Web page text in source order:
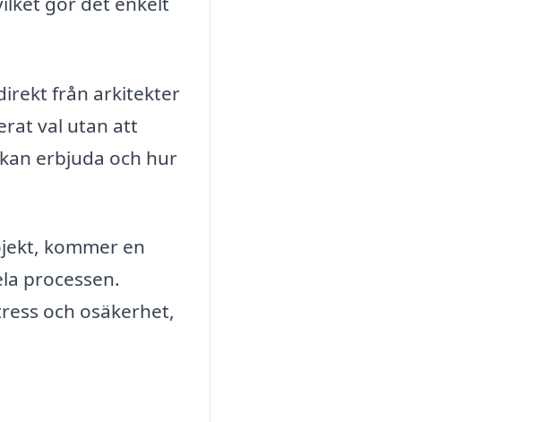
från arkitekter
val utan att
erbjuda och hur
kommer en
processen.
och osäkerhet,